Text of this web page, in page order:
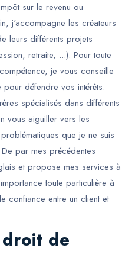
sur le revenu ou
j'accompagne les créateurs
leurs différents projets
retraite, ...). Pour toute
je vous conseille
défendre vos intérêts.
spécialisés dans différents
vous aiguiller vers les
que je ne suis
par mes précédentes
et propose mes services à
toute particulière à
confiance entre un client et
droit de